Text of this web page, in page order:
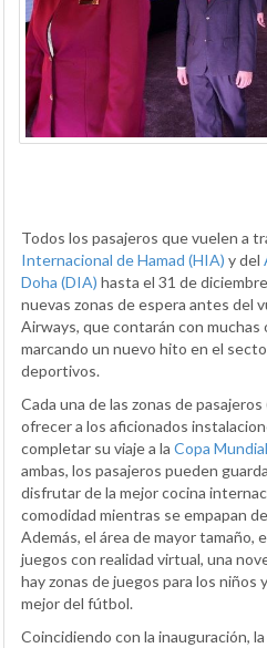
Todos los pasajeros que vuelen a
Internacional de Hamad (HIA) y del
Doha (DIA) hasta el 31 de
nuevas zonas de espera antes del
Airways, que contarán con
marcando un nuevo hito en el
deportivos.
Cada una de las zonas de
ofrecer a los aficionados
completar su viaje a la Copa
ambas, los pasajeros pueden
disfrutar de la mejor cocina
comodidad mientras se empapan
Además, el área de mayor tamaño,
juegos con realidad virtual, una
hay zonas de juegos para los niños
mejor del fútbol.
Coincidiendo con la inauguración,